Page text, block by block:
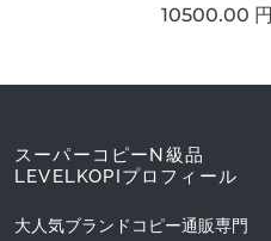
10500.00 円
スーパーコピーN級品
LEVELKOPIプロフィール
大人気ブランドコピー通販専門